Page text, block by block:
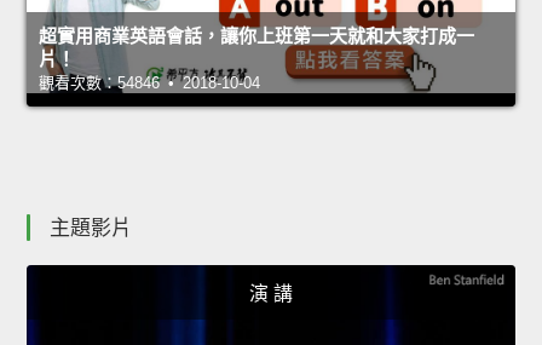
超實用商業英語會話，讓你上班第一天就和大家打成一
片！
觀看次數：54846 • 2018-10-04
主題影片
演 講